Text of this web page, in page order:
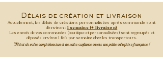
Délais de création et livraison
Actuellement, les délais de créations personnalisées après commande sont
d'environ : 1 semaine (+ livraison)
Les envois de vos commandes (boutique et personnalisées) sont regroupés et
déposés environ 1 fois par semainechez les transporteurs.
Merci de votre compréhension et de votre confiance envers une petite entreprise française !